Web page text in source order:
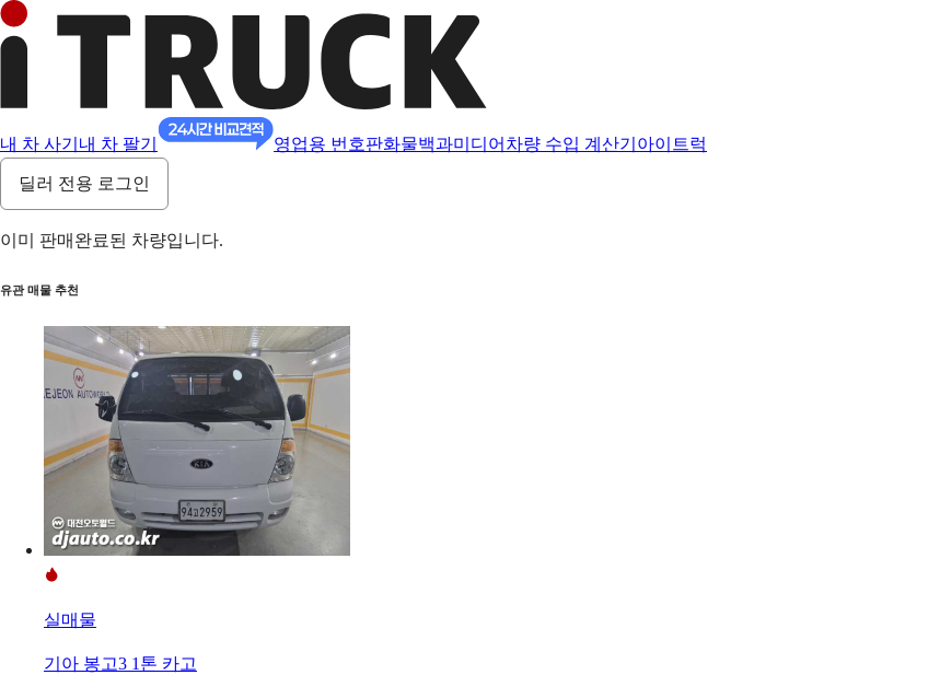
내 차 사기 내 차 팔기 영업용 번호판화물백과미디어 차량 수입 계산기 아이트럭
딜러 전용 로그인
이미 판매완료된 차량입니다.
유관 매물 추천
실매물
기아 봉고3 1톤 카고